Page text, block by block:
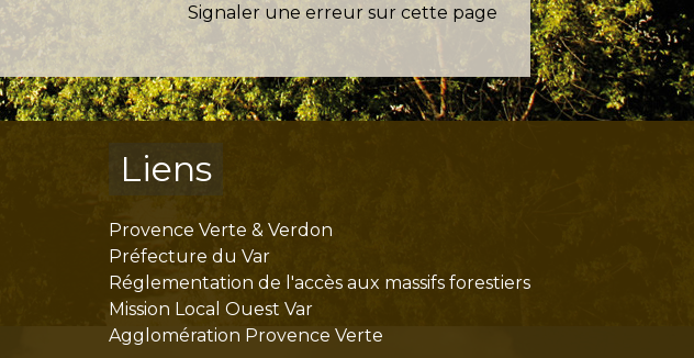
Signaler une erreur sur cette page
Liens
Provence Verte & Verdon
Préfecture du Var
Réglementation de l'accès aux massifs forestiers
Mission Local Ouest Var
Agglomération Provence Verte